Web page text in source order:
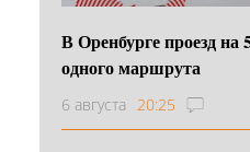
В Оренбурге проезд
одного маршрута
6 августа 20:25